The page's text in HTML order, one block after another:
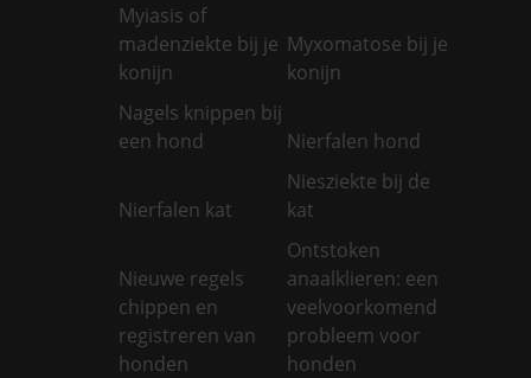
Myiasis of
madenziekte bij je
konijn
Myxomatose bij je
konijn
Nagels knippen bij
een hond
Nierfalen hond
Nierfalen kat
Niesziekte bij de
kat
Nieuwe regels
chippen en
registreren van
honden
Ontstoken
anaalklieren: een
veelvoorkomend
probleem voor
honden